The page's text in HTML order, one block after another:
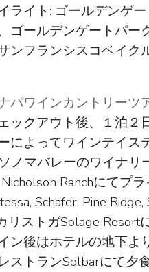
ライト: ゴールデンゲ
ゴールデンゲートパー
ンフランシスコベイク
パワインカントリーツ
ックアウト後、１泊２
によってワインテイス
ノマバレーのワイナリ
Ranchにてプ
Schafer, Pine
リストガSolage Resort
ン後はホテルの地下よ
ストランSolbarにて夕